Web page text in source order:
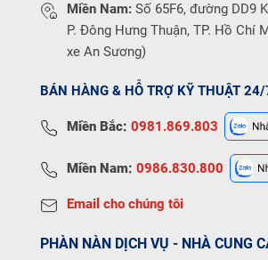
Miền Nam: Số 65F6, đường DD9
P. Đông Hưng Thuận, TP. Hồ Chí
xe An Sương)
BÁN HÀNG & HỖ TRỢ KỸ THUẬT 24/
Miền Bắc: 0981.869.803
Miền Nam: 0986.830.800
Email cho chúng tôi
PHÀN NÀN DỊCH VỤ - NHÀ CUNG